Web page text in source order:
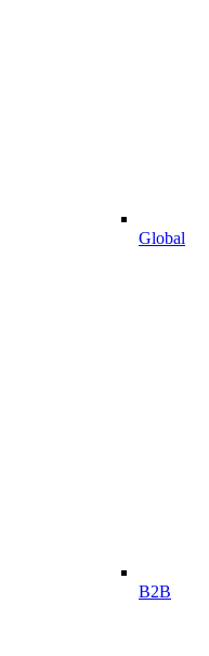
Global
B2B